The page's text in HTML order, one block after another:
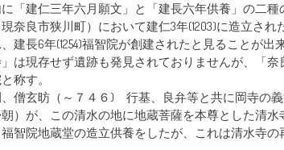
「建仁三年六月願文」と「建長六年供養」の二
奈良市狭川町）において建仁3年(1203)に造立さ
建長6年(1254)福智院が創建されたと見ることが出
」は現存せず遺跡も発見されておりませんが、「
称す。
僧玄昉（～７４６) 行基、良弁等と共に岡寺の
）が、この清水の地に地蔵菩薩を本尊とした清
智院地蔵堂の造立供養をしたが、これは清水寺の